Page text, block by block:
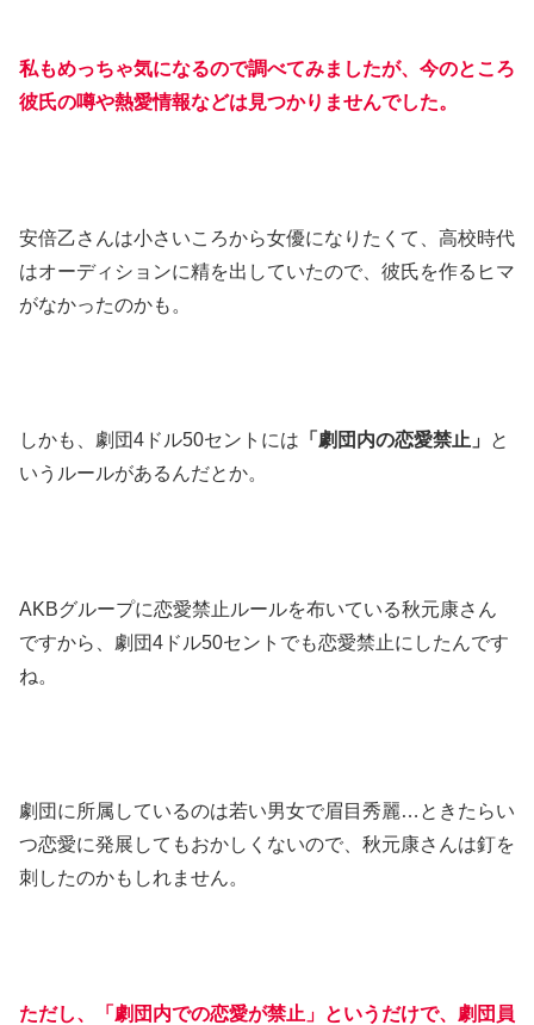
私もめっちゃ気になるので調べてみましたが、今のところ
彼氏の噂や熱愛情報などは見つかりませんでした。
安倍乙さんは小さいころから女優になりたくて、高校時代
はオーディションに精を出していたので、彼氏を作るヒマ
がなかったのかも。
しかも、劇団4ドル50セントには 「劇団内の恋愛禁止」
と
いうルールがあるんだとか。
AKBグループに恋愛禁止ルールを布いている秋元康さん
ですから、劇団4ドル50セントでも恋愛禁止にしたんです
ね。
劇団に所属しているのは若い男女で眉目秀麗…ときたらい
つ恋愛に発展してもおかしくないので、秋元康さんは釘を
刺したのかもしれません。
ただし、「劇団内での恋愛が禁止」というだけで、劇団員